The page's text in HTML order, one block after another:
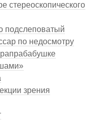
стереоскопического
подслеповатый
по недосмотру
зрения